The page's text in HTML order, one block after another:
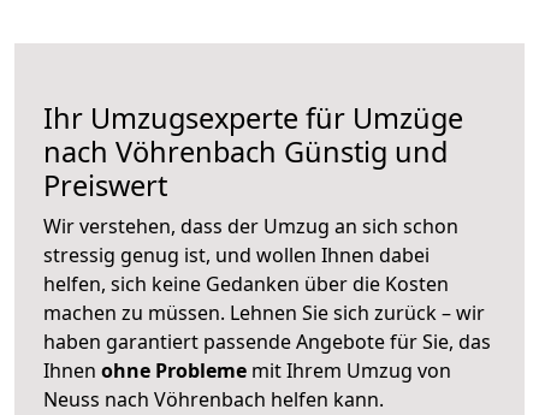
Ihr Umzugsexperte für Umzüge
nach Vöhrenbach Günstig und
Preiswert
Wir verstehen, dass der Umzug an sich schon
stressig genug ist, und wollen Ihnen dabei
helfen, sich keine Gedanken über die Kosten
machen zu müssen. Lehnen Sie sich zurück – wir
haben garantiert passende Angebote für Sie, das
Ihnen ohne Probleme mit Ihrem Umzug von
Neuss nach Vöhrenbach helfen kann.